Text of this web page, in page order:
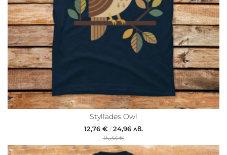
Styllades Owl
12,76 € /24,96 лв.
15,33 €